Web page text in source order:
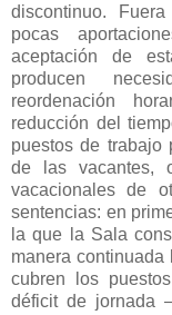
discontinuo.
pocas
aceptación de
producen
reordenación
reducción del
puestos de trabajo
de las vacantes,
vacacionales de
sentencias: en
la que la Sala
manera
cubren los
déficit de jornada